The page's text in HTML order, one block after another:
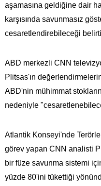
aşamasına geldiğine dair
karşısında savunmasız
cesaretlendirebileceği
ABD merkezli CNN
Plitsas'ın
ABD'nin mühimmat
nedeniyle
Atlantik Konseyi'nde
görev yapan CNN analisti
bir füze savunma sistemi
yüzde 80'ini tükettiği